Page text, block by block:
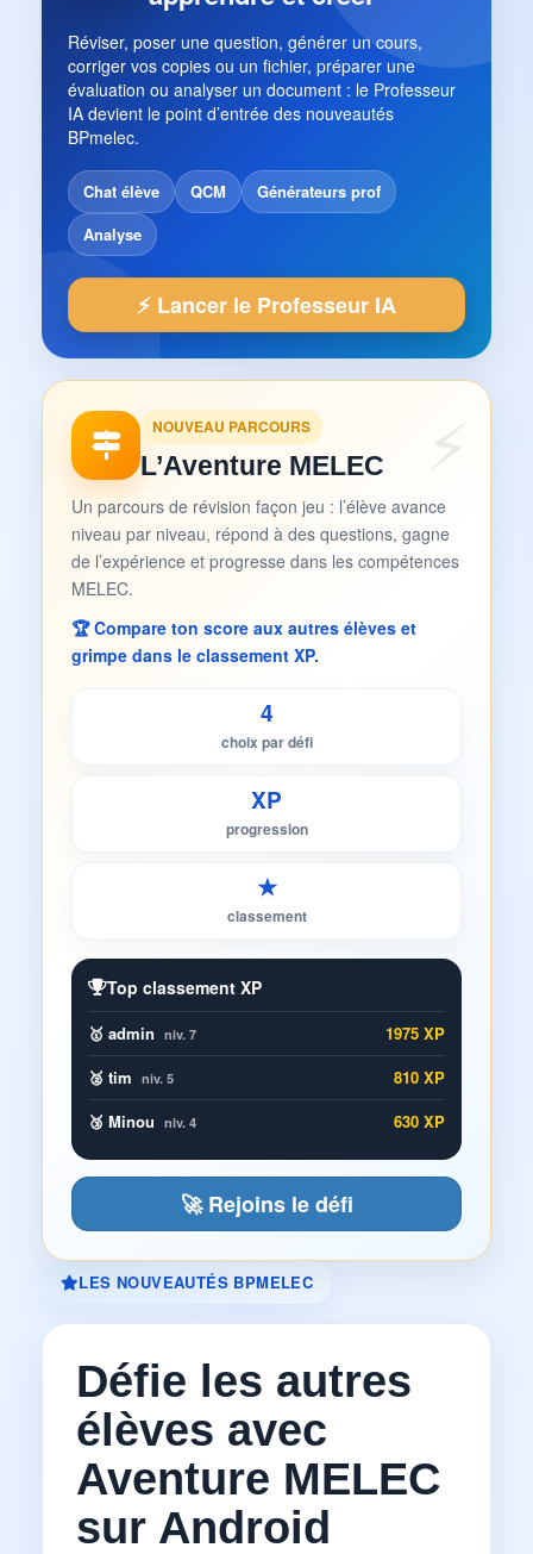
Réviser, poser une question, générer un cours,
corriger vos copies ou un fichier, préparer une
évaluation ou analyser un document : le Professeur
IA devient le point d’entrée des nouveautés
BPmelec.
Chat élève QCM
Générateurs prof
Analyse
⚡ Lancer le Professeur IA
NOUVEAU PARCOURS
L’Aventure MELEC
Un parcours de révision façon jeu : l’élève avance
niveau par niveau, répond à des questions, gagne
de l’expérience et progresse dans les compétences
MELEC.
🏆 Compare ton score aux autres élèves et
grimpe dans le classement XP.
4
choix par défi
XP
progression
★
classement
Top classement XP
🥇 admin niv. 7
1975 XP
🥈 tim niv. 5
810 XP
🥉 Minou niv. 4 630 XP
🚀 Rejoins le défi
LES NOUVEAUTÉS BPMELEC
Défie les autres
élèves avec
Aventure MELEC
sur Android